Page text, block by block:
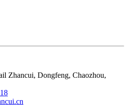
Zhancui, Dongfeng, Chaozhou,